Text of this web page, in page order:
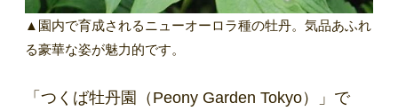
▲園内で育成されるニューオーロラ種の牡丹。気品あふれ
る豪華な姿が魅力的です。
「つくば牡丹園（Peony Garden Tokyo）」で